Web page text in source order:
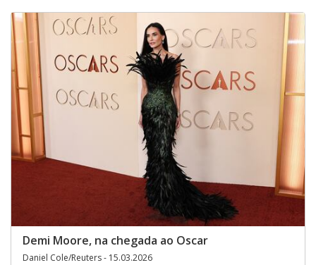
Demi Moore, na chegada ao Oscar
Daniel Cole/Reuters - 15.03.2026